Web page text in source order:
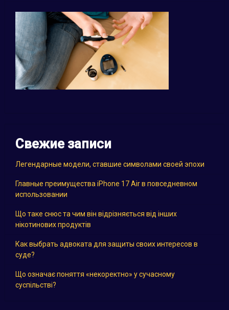
Свежие записи
Легендарные модели, ставшие символами своей эпохи
Главные преимущества iPhone 17 Air в повседневном
использовании
Що таке снюс та чим він відрізняється від інших
нікотинових продуктів
Как выбрать адвоката для защиты своих интересов в
суде?
Що означає поняття «некоректно» у сучасному
суспільстві?